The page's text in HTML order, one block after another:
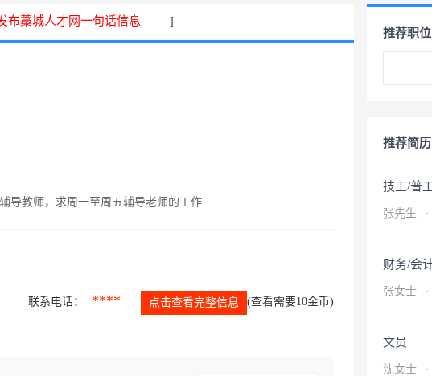
布藁城人才网一句话信息 ]
导教师，求周一至周五辅导老师的工作
联系电话： **** 点击查看完整信息 (查看需要10金币)
推荐职位
推荐简历
技工/普
张先生 ·
财务/会
张女士 ·
文员
沈女士 ·